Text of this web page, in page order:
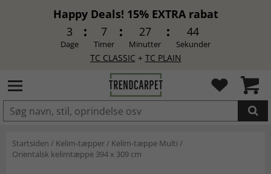
Happy Deals! 15% EXTRA rabat
3
Dage
7
Timer
27
Minutter
43
Sekunder
TC CLASSIC + TC PLAIN
LAGT I INDKØBSKURVEN.
Startsiden / Kelim-tæpper/ Kelim-tæppe Multi /
Orientalsk kelimtæppe 394 x 309 cm